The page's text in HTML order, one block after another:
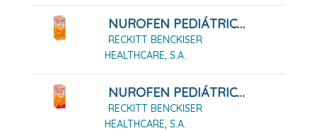
NUROFEN PEDIÁTRICO 20 MG/ML SUSPENSIÓN ORAL 200 ML NARANJA
RECKITT BENCKISER
HEALTHCARE, S.A.
NUROFEN PEDIÁTRICO 40 MG/ML SUSPENSIÓN ORAL 150 ML FRESA
RECKITT BENCKISER
HEALTHCARE, S.A.